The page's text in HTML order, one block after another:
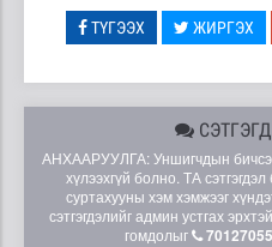
ТҮГЭЭХ ЖИРГЭХ
АНХААРУУЛГА: Уншигчдын
хүлээхгүй болно. ТА
суртахууны хэм хэмжээг
сэтгэгдэлийг админ устгах
гомдолыг
70127055